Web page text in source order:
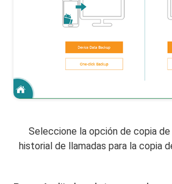
Seleccione la opción de copia
historial de llamadas para la copia